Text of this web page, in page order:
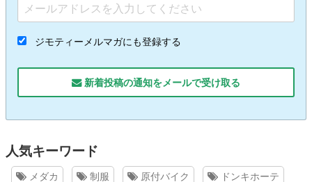
ジモティーメルマガにも登録する
新着投稿の通知をメールで受け取る
人気キーワード
メダカ 制服 原付バイク ドンキホーテ